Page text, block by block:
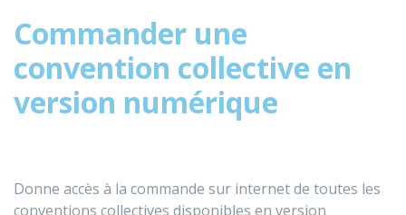
Commander une
convention collective en
version numérique
Donne accès à la commande sur internet de toutes les
conventions collectives disponibles en version